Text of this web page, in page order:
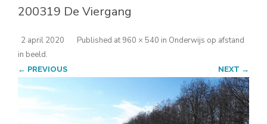
200319 De Viergang
Published
2 april 2020 at 960 × 540 in Onderwijs op afstand
in beeld.
← PREVIOUS NEXT →